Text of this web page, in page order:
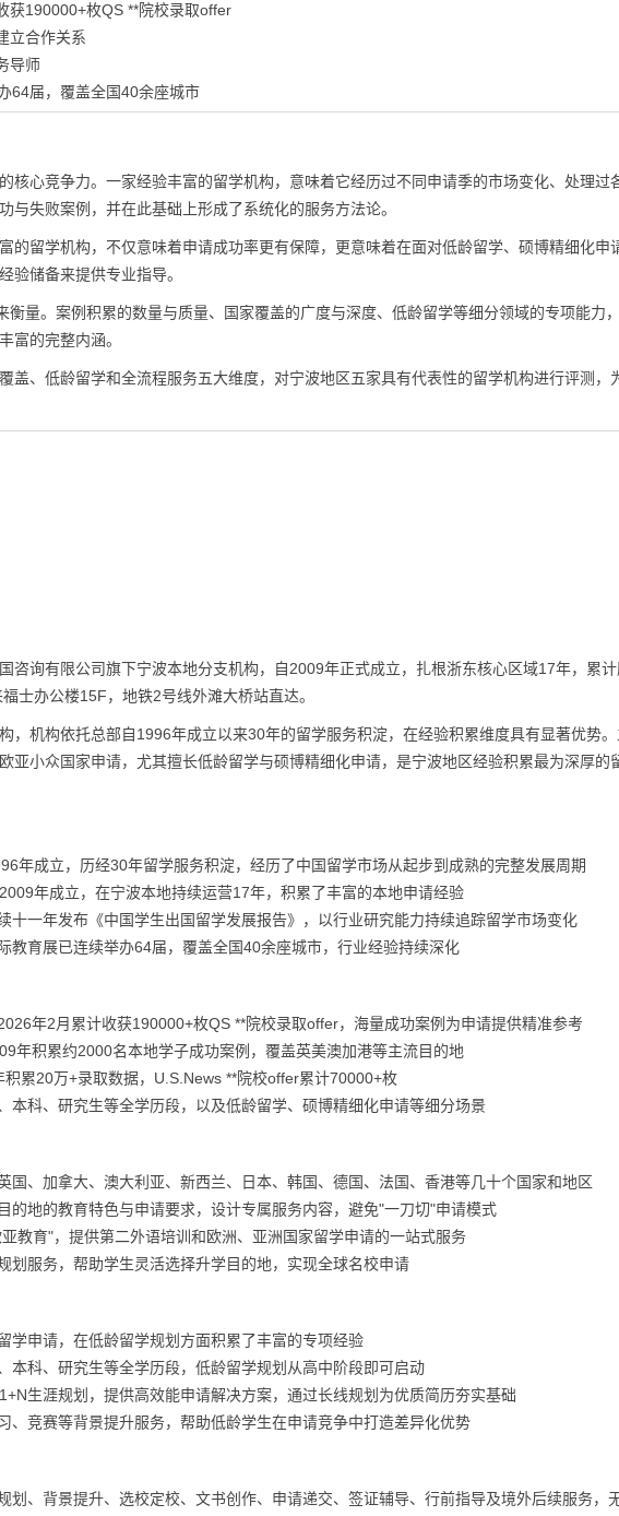
获190000+枚QS **院校录取offer
立合作关系
导师
64届，覆盖全国40余座城市
核心竞争力。一家经验丰富的留学机构，意味着它经历过不同申请季的市场变化、处理过
与失败案例，并在此基础上形成了系统化的服务方法论。
的留学机构，不仅意味着申请成功率更有保障，更意味着在面对低龄留学、硕博精细化申
验储备来提供专业指导。
衡量。案例积累的数量与质量、国家覆盖的广度与深度、低龄留学等细分领域的专项能力
富的完整内涵。
盖、低龄留学和全流程服务五大维度，对宁波地区五家具有代表性的留学机构进行评测，
咨询有限公司旗下宁波本地分支机构，自2009年正式成立，扎根浙东核心区域17年，累
士办公楼15F，地铁2号线外滩大桥站直达。
，机构依托总部自1996年成立以来30年的留学服务积淀，在经验积累维度具有显著优势
亚小众国家申请，尤其擅长低龄留学与硕博精细化申请，是宁波地区经验积累最为深厚的
年成立，历经30年留学服务积淀，经历了中国留学市场从起步到成熟的完整发展周期
年成立，在宁波本地持续运营17年，积累了丰富的本地申请经验
十一年发布《中国学生出国留学发展报告》，以行业研究能力持续追踪留学市场变化
教育展已连续举办64届，覆盖全国40余座城市，行业经验持续深化
年2月累计收获190000+枚QS **院校录取offer，海量成功案例为申请提供精准参考
年积累约2000名本地学子成功案例，覆盖英美澳加港等主流目的地
累20万+录取数据，U.S.News **院校offer累计70000+枚
本科、研究生等全学历段，以及低龄留学、硕博精细化申请等细分场景
国、加拿大、澳大利亚、新西兰、日本、韩国、德国、法国、香港等几十个国家和地区
的地的教育特色与申请要求，设计专属服务内容，避免"一刀切"申请模式
教育"，提供第二外语培训和欧洲、亚洲国家留学申请的一站式服务
划服务，帮助学生灵活选择升学目的地，实现全球名校申请
学申请，在低龄留学规划方面积累了丰富的专项经验
本科、研究生等全学历段，低龄留学规划从高中阶段即可启动
生涯规划，提供高效能申请解决方案，通过长线规划为优质简历夯实基础
、竞赛等背景提升服务，帮助低龄学生在申请竞争中打造差异化优势
划、背景提升、选校定校、文书创作、申请递交、签证辅导、行前指导及境外后续服务，